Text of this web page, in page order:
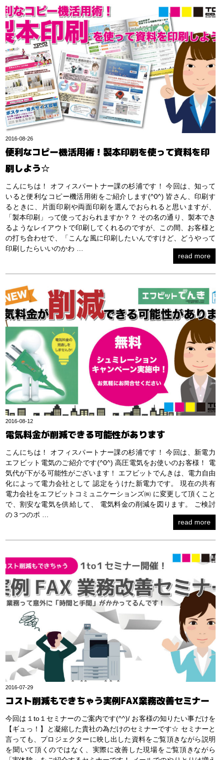
2016-08-26
便利なコピー機活用術！製本印刷を使って資料を印
刷しよう☆
こんにちは！ オフィスパートナー課の杉浦です！ 今回は、知って
いると便利なコピー機活用術をご紹介します(^0^) 皆さん、印刷す
るときに、片面印刷や両面印刷を選んでおられると思いますが、
「製本印刷」って使っておられますか？？ その名の通り、製本でき
るようなレイアウトで印刷してくれるのですが、この間、お客様と
の打ち合わせで、「こんな風に印刷したいんですけど、どうやって
印刷したらいいのかわ …
read more
2016-08-12
電気料金が削減できる可能性があります
こんにちは！ オフィスパートナー課の杉浦です！ 今回は、新電力
エフビット電気のご紹介です(^0^) 高圧電気をお使いのお客様！ 電
気代が下がる可能性がございます！ エフビットでんきは、電力自由
化によって電力会社として 認定をうけた新電力です。 現在の共有
電力会社をエフビットコミュニケーションズ㈱ に変更して頂くこと
で、割安な電気を供給して、 電気料金の削減を図ります。 ご検討
の３つのポ …
read more
2016-07-29
コスト削減もできちゃう実例FAX業務改善セミナー
今回は１to１セミナーのご案内です(^^)/ お客様の知りたい事だけを
【ギュっ！】と凝縮した貴社の為だけのセミナーです☆ セミナーと
言っても、プロジェクターに映し出した資料をご覧頂きながら説明
を聞いて頂くのではなく、実際に改善した現場をご覧頂きながら